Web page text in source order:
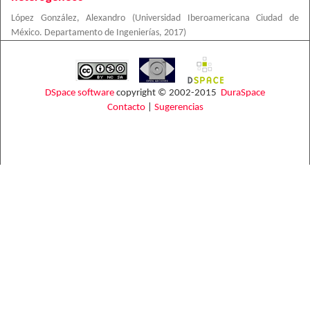
López González, Alexandro (Universidad Iberoamericana Ciudad de
México. Departamento de Ingenierías, 2017)
DSpace software copyright © 2002-2015 DuraSpace
Contacto| Sugerencias